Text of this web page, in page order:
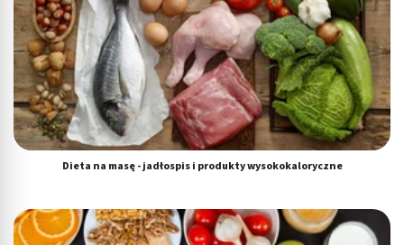
Dieta na masę - jadłospis i produkty wysokokaloryczne